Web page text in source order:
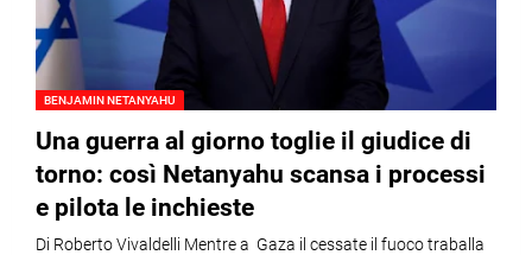
BENJAMIN NETANYAHU
Una guerra al giorno toglie il giudice di
torno: così Netanyahu scansa i processi
e pilota le inchieste
Di Roberto Vivaldelli Mentre a Gaza il cessate il fuoco traballa